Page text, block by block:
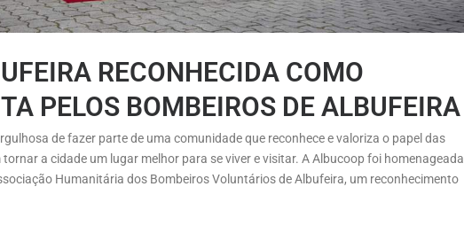
RECONHECIDA COMO
PELOS BOMBEIROS DE ALBUFEIRA
de fazer parte de uma comunidade que reconhece e valoriza o papel das
a cidade um lugar melhor para se viver e visitar. A Albucoop foi homenageada
Humanitária dos Bombeiros Voluntários de Albufeira, um reconhecimento